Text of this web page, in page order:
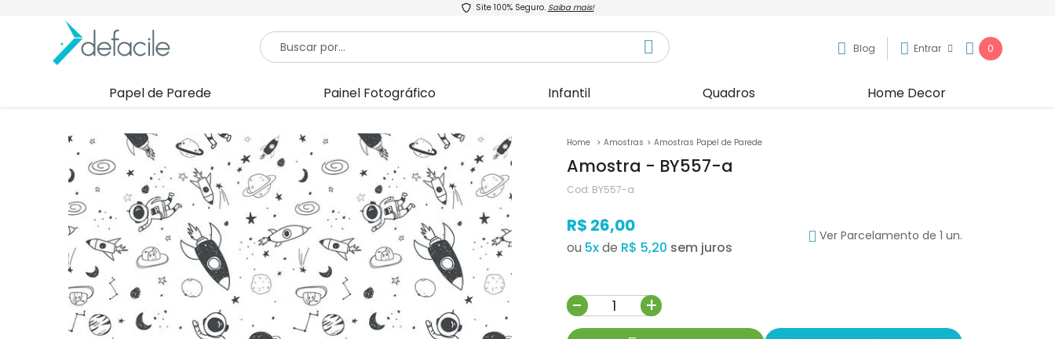
Site 100% Seguro. Saiba mais!
Blog Entrar 0
Papel de Parede Painel Fotográfico Infantil Quadros Home Decor
Amostras Amostras Papel de Parede
Amostra - BY557-a
Cod: BY557-a
R$ 26,00
ou 5xde R$ 5,20
Ver Parcelamento de 1 un.
- +